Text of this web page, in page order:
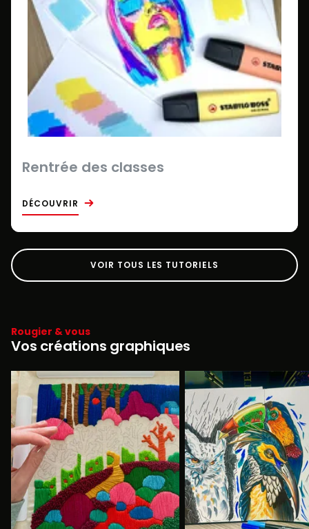
Rentrée des classes
DÉCOUVRIR
VOIR TOUS LES TUTORIELS
Rougier & vous
Vos créations graphiques